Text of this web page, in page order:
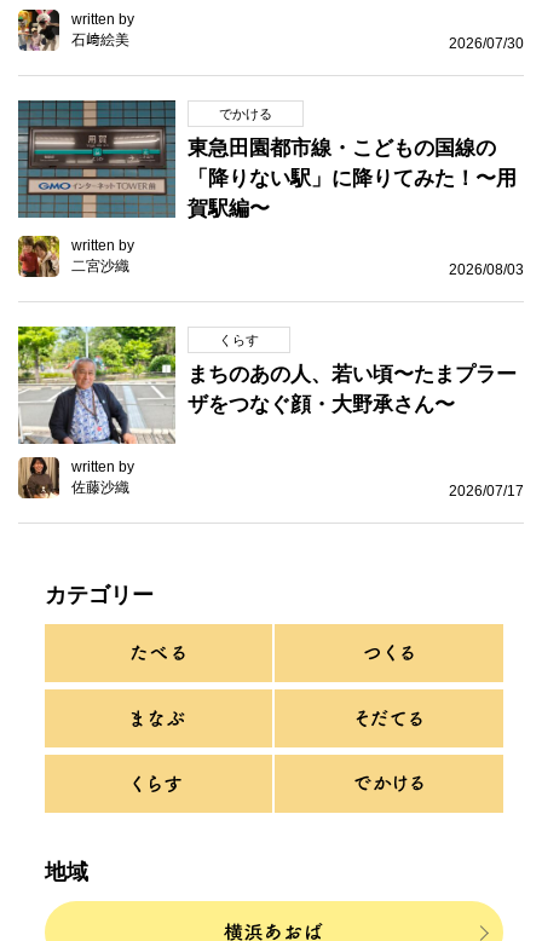
written by
石﨑絵美
2026/07/30
でかける
東急田園都市線・こどもの国線の
「降りない駅」に降りてみた！〜用
賀駅編〜
written by
二宮沙織
2026/08/03
くらす
まちのあの人、若い頃〜たまプラー
ザをつなぐ顔・大野承さん〜
written by
佐藤沙織
2026/07/17
カテゴリー
地域